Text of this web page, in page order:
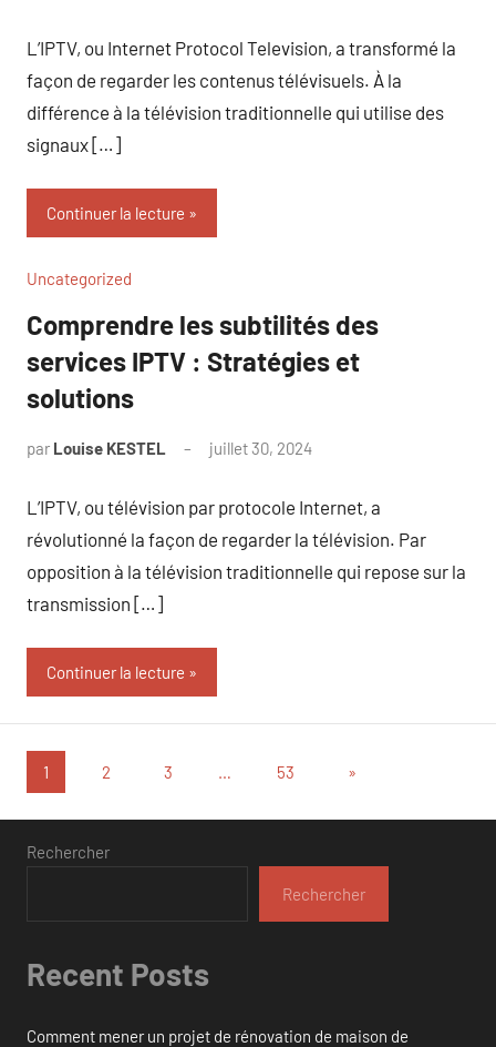
L’IPTV, ou Internet Protocol Television, a transformé la
façon de regarder les contenus télévisuels. À la
différence à la télévision traditionnelle qui utilise des
signaux […]
Continuer la lecture
Uncategorized
Comprendre les subtilités des
services IPTV : Stratégies et
solutions
par Louise KESTEL juillet 30, 2024
L’IPTV, ou télévision par protocole Internet, a
révolutionné la façon de regarder la télévision. Par
opposition à la télévision traditionnelle qui repose sur la
transmission […]
Continuer la lecture
Pagination
des
publications
1 2 3 … 53
Articles
»
Rechercher
Rechercher
Recent Posts
Comment mener un projet de rénovation de maison de